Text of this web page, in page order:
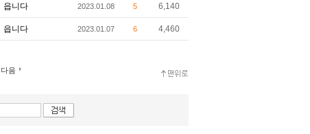
읍니다 2023.01.08 5 6,140
읍니다 2023.01.07 6 4,460
다음